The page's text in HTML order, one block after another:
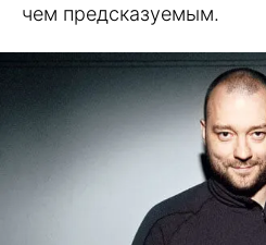
чем предсказуемым.